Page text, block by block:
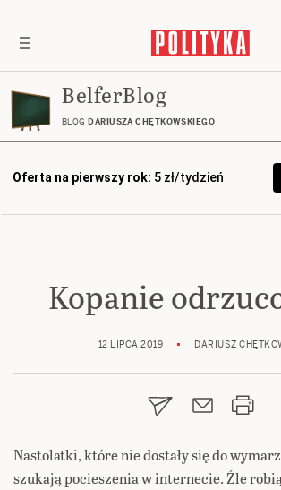
BelferBlog
BLOG DARIUSZA CHĘTKOWSKIEGO
Oferta na pierwszy rok: 5 zł/tydzień
Kopanie
12 LIPCA 2019 DARIUSZ
Nastolatki, które nie dostały się do
szukają pocieszenia w internecie. Źle